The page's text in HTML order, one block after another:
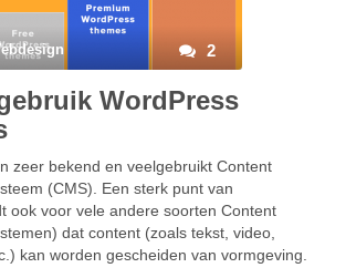
2
WordPress
zeer bekend en veelgebruikt Content
(CMS). Een sterk punt van
ook voor vele andere soorten Content
dat content (zoals tekst, video,
kan worden gescheiden van vormgeving.